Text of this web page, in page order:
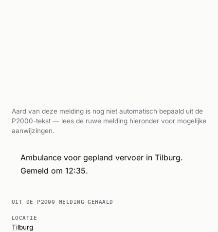
Aard van deze melding is nog niet automatisch bepaald uit de
P2000-tekst — lees de ruwe melding hieronder voor mogelijke
aanwijzingen.
Ambulance voor gepland vervoer in Tilburg.
Gemeld om 12:35.
UIT DE P2000-MELDING GEHAALD
LOCATIE
Tilburg